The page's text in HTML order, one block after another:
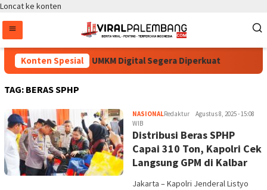
Loncat ke konten
Konten Spesial
Pojok Baca dan UMKM Digital Segera Diperkuat
TAG: BERAS SPHP
NASIONALRedaktur
Agustus 8, 2025 - 15:08
WIB
Distribusi Beras SPHP
Capai 310 Ton, Kapolri Cek
Langsung GPM di Kalbar
Jakarta – Kapolri Jenderal Listyo